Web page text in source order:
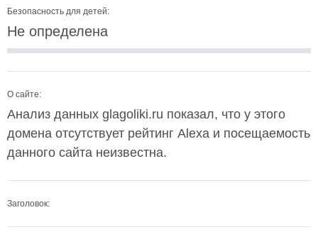
Безопасность для детей:
Не определена
О сайте:
Анализ данных glagoliki.ru показал, что у этого
домена отсутствует рейтинг Alexa и посещаемость
данного сайта неизвестна.
Заголовок: